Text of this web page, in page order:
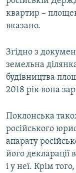
квартир –
вказано.
Згідно з
земельна
будівництва
2018 рік вона
Поклонська
російського
апарату
його декларації
і у неї. Крім